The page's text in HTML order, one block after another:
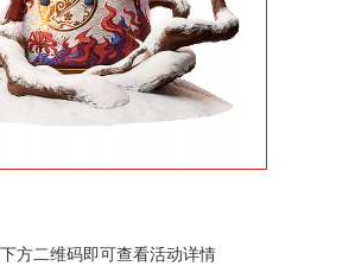
方二维码即可查看活动详情